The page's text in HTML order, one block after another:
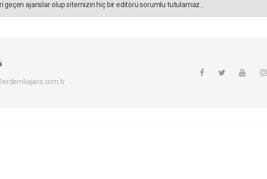
geçen ajanslar olup sitemizin hiç bir editörü sorumlu tutulamaz...